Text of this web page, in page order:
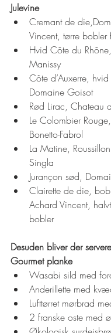
Julevine
Cremant de
Vincent, tørre
Hvid Côte du
Manissy
Côte d’Auxerre,
Domaine Goisot
Rød Lirac, Chateau
Le Colombier
Bonetto-Fabrol
La Matine,
Singla
Jurançon sød,
Clairette de die,
Achard Vincent,
bobler
Desuden bliver der
Gourmet planke
Wasabi sild med
Anderillette med
Lufttørret mørbrad
2 franske oste med